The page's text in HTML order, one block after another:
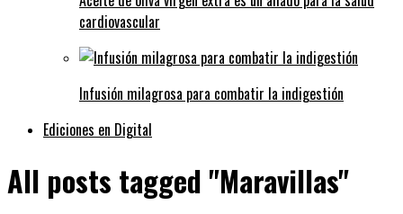
cardiovascular
Infusión milagrosa para combatir la indigestión
Ediciones en Digital
All posts tagged "Maravillas"